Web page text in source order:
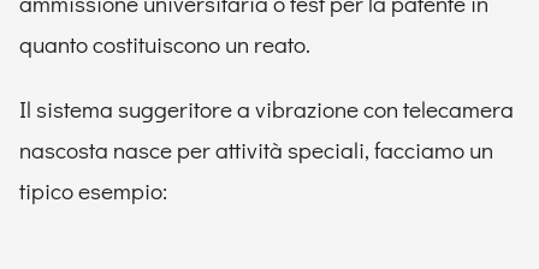
quanto costituiscono un reato.
Il sistema suggeritore a vibrazione con telecamera
nascosta nasce per attività speciali, facciamo un
tipico esempio: